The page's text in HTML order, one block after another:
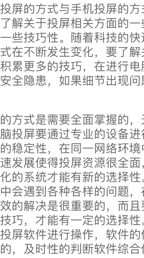
屏的方式与手机投屏的
解关于投屏相关方面的
些技巧性。随着科技的
在不断发生变化，要了
累更多的技巧，在进行
全隐患，如果细节出现
方式是需要全面掌握的
投屏要通过专业的设备
稳定性，在同一网络环
发展使得投屏资源很全
的系统才能有新的选择
会遇到各种各样的问题
的解决是很重要的，而
巧，才能有一定的选择
屏软件进行操作，软件
，及时性的判断软件综